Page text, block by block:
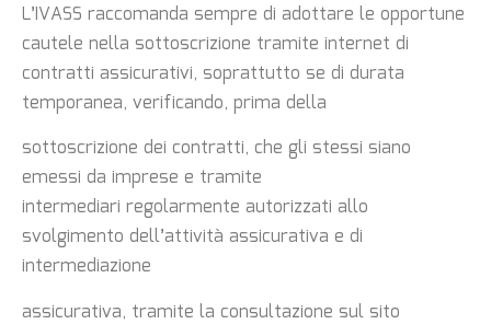
L’IVASS raccomanda sempre di adottare le opportune
cautele nella sottoscrizione tramite internet di
contratti assicurativi, soprattutto se di durata
temporanea, verificando, prima della
sottoscrizione dei contratti, che gli stessi siano
emessi da imprese e tramite
intermediari regolarmente autorizzati allo
svolgimento dell’attività assicurativa e di
intermediazione
assicurativa, tramite la consultazione sul sito